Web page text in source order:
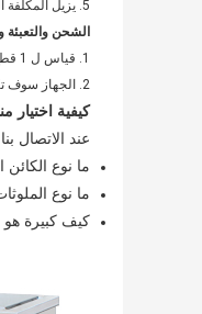
5. يزيل المكلفة الميكانيكية والكيميائية تنظيف مبادل حراري
الشحن والتعبئة
1. قياس ل 1 قطع: 0.057CBM. 18 قطع لكل كبم
2. الجهاز سوف تكون معبأة بواسطة مربع والرغوة. وسيتم تسليم الجهاز فورا بمجرد دفع واضح.
كيفية اختيار
عند الاتصال
ما نوع
ما نوع
كيف كبيرة هو